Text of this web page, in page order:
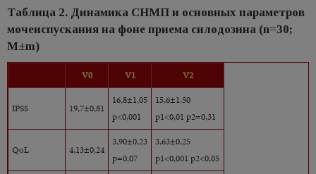
Таблица 2. Динамика СНМП и основных параметров
мочеиспускания на фоне приема силодозина (n=30;
M±m)
V0 V1 V2
IPSS 19,7±0,81
16,8±1,05
p<0,001
15,6±1,50
p1<0,01 p2=0,31
QоL 4,13±0,24
3,90±0,23
p=0,07
3,63±0,25
p1<0,001 p2<0,05